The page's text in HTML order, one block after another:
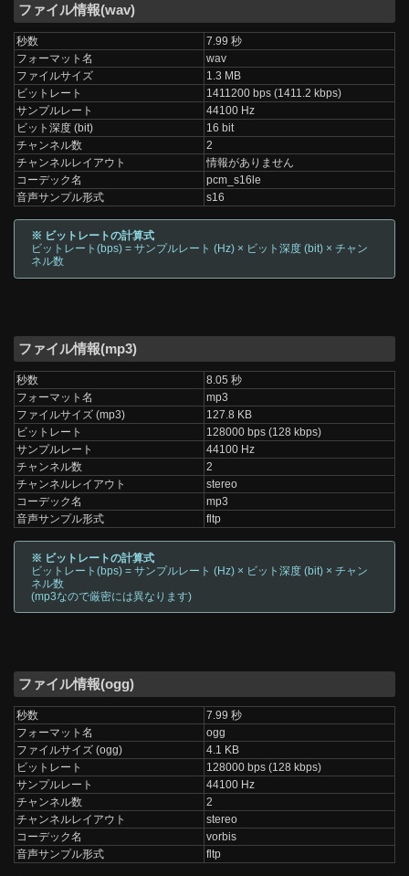
ファイル情報(wav)
秒数
7.99 秒
フォーマット名
wav
ファイルサイズ
1.3 MB
ビットレート
1411200 bps (1411.2 kbps)
サンプルレート
44100 Hz
ビット深度 (bit)
16 bit
チャンネル数
2
チャンネルレイアウト
情報がありません
コーデック名
pcm_s16le
音声サンプル形式
s16
※ ビットレートの計算式
ビットレート(bps) = サンプルレート (Hz) × ビット深度 (bit) × チャン
ネル数
ファイル情報(mp3)
秒数
8.05 秒
フォーマット名
mp3
ファイルサイズ (mp3)
127.8 KB
ビットレート
128000 bps (128 kbps)
サンプルレート
44100 Hz
チャンネル数
2
チャンネルレイアウト
stereo
コーデック名
mp3
音声サンプル形式
fltp
※ ビットレートの計算式
ビットレート(bps) = サンプルレート (Hz) × ビット深度 (bit) × チャン
ネル数
(mp3なので厳密には異なります)
ファイル情報(ogg)
秒数
7.99 秒
フォーマット名
ogg
ファイルサイズ (ogg)
4.1 KB
ビットレート
128000 bps (128 kbps)
サンプルレート
44100 Hz
チャンネル数
2
チャンネルレイアウト
stereo
コーデック名
vorbis
音声サンプル形式
fltp